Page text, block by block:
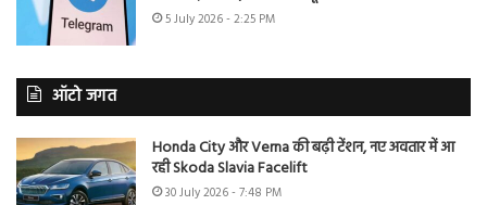
5 July 2026 - 2:25 PM
ऑटो जगत
Honda City और Verna की बढ़ी टेंशन, नए अवतार में आ
रही Skoda Slavia Facelift
30 July 2026 - 7:48 PM